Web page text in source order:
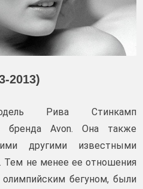
2013)
Рива Стинкамп
бренда Avon. Она также
другими известными
Тем не менее ее отношения
бегуном, были